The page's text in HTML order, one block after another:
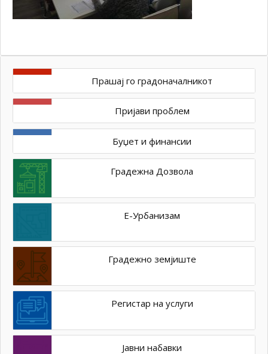
Прашај го градоначалникот
Пријави проблем
Буџет и финансии
Градежна Дозвола
Е-Урбанизам
Градежно земјиште
Регистар на услуги
Јавни набавки